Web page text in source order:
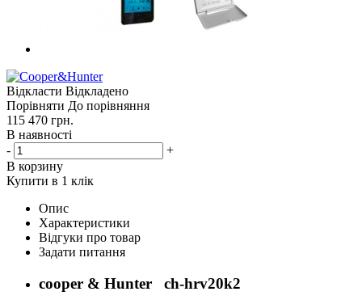
Відкласти Відкладено
Порівняти До порівняння
115 470 грн.
В наявності
-
+
В корзину
Купити в 1 клік
Опис
Характеристики
Відгуки про товар
Задати питання
cooper & Hunter ch-hrv20k2